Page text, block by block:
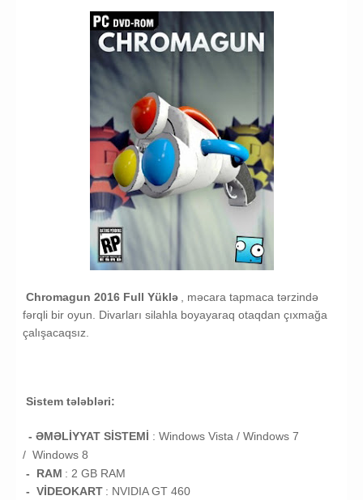
Chromagun 2016 Full Yüklə , məcara tapmaca tərzində
fərqli bir oyun. Divarları silahla boyayaraq otaqdan çıxmağa
çalışacaqsız.
Sistem tələbləri:
- ƏMƏLİYYAT SİSTEMİ : Windows Vista / Windows 7
/ Windows 8
- RAM : 2 GB RAM
- VİDEOKART : NVIDIA GT 460